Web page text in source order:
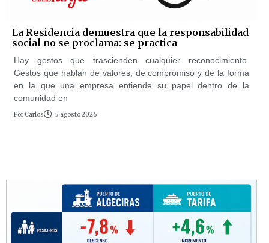
La Residencia demuestra que la responsabilidad
social no se proclama: se practica
Hay gestos que trascienden cualquier reconocimiento.
Gestos que hablan de valores, de compromiso y de la forma
en la que una empresa entiende su papel dentro de la
comunidad en
Por Carlos 5 agosto 2026